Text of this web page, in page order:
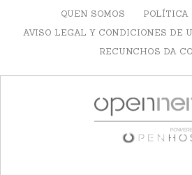
QUEN SOMOS
POLÍTICA
AVISO LEGAL Y CONDICIONES DE
RECUNCHOS DA